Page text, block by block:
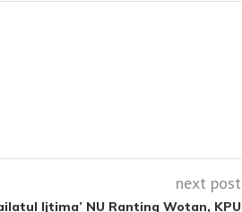
next post
Ijtima’ NU Ranting Wotan, KPU